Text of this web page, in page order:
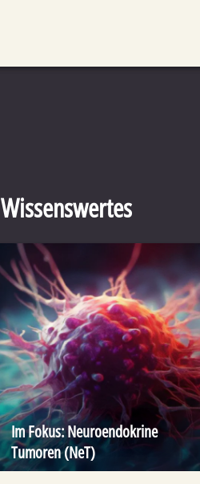
Wissenswertes
Im Fokus: Neuroendokrine
Tumoren (NeT)